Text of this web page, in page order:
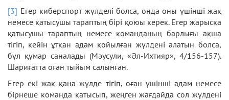
[3] Егер киберспорт жүлделі болса, онда оны үшінші жақ
немесе қатысушы тараптың бірі қоюы керек. Егер жарысқа
қатысушы тараптың немесе команданың барлығы ақша
тігіп, кейін ұтқан адам қойылған жүлдені алатын болса,
бұл құмар саналады (Мәусули, «Әл-Ихтияр», 4/156-157).
Шариғатта оған тыйым салынған.
Егер екі жақ қана жүлде тігіп, оған үшінші адам немесе
бірнеше команда қатысып, жеңген жағдайда сол жүлдені